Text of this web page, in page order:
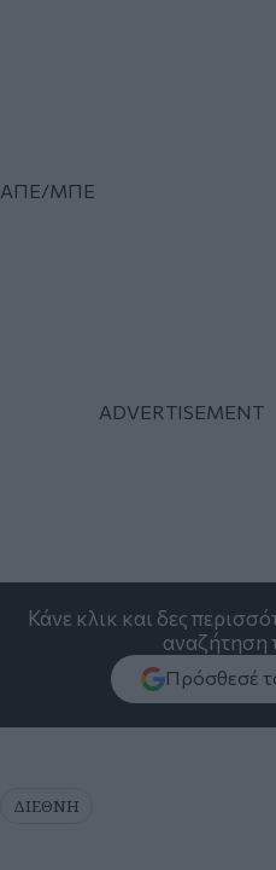
ΑΠΕ/ΜΠΕ
Κάνε κλικ και δες
αναζήτηση
Πρόσθεσέ
ΔΙΕΘΝΗ